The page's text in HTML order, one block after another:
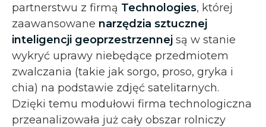
partnerstwu z firmą Technologies, której
zaawansowane narzędzia sztucznej
inteligencji geoprzestrzennej są w stanie
wykryć uprawy niebędące przedmiotem
zwalczania (takie jak sorgo, proso, gryka i
chia) na podstawie zdjęć satelitarnych.
Dzięki temu modułowi firma technologiczna
przeanalizowała już cały obszar rolniczy